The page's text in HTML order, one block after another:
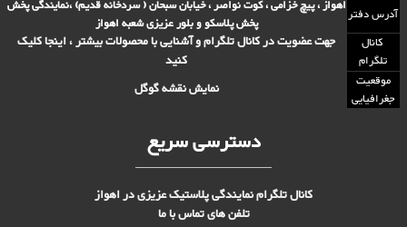
آدرس دفتراهواز ، پیچ خزامی ، کوت نواصر ، خیابان سبحان ( سردخانه قدیم) ،نمایندگی پخش
پخش پلاسکو و بلور عزیزی شعبه اهواز
کانال
تلگرام
جهت عضویت در کانال تلگرام و آشنایی با محصولات بیشتر ، اینجا کلیک
کنید
موقعیت
جغرافیایی
نمایش نقشه گوگل
دسترسی سریع
کانال تلگرام نمایندگی پلاستیک عزیزی در اهواز
تلفن های تماس با ما